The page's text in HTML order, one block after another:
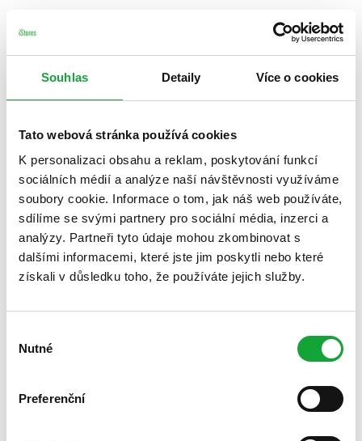
Souhlas Detaily Více o cookies
Tato webová stránka používá cookies
K personalizaci obsahu a reklam, poskytování funkcí
sociálních médií a analýze naší návštěvnosti využíváme
soubory cookie. Informace o tom, jak náš web používáte,
sdílíme se svými partnery pro sociální média, inzerci a
analýzy. Partneři tyto údaje mohou zkombinovat s
dalšími informacemi, které jste jim poskytli nebo které
získali v důsledku toho, že používáte jejich služby.
souhlasu
Nutné
Preferenční